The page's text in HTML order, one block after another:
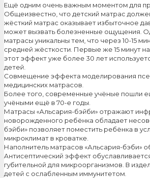
Ещё одним очень важным моментом для
Общеизвестно, что детский матрас
жёсткий матрас оказывает избыточное
может вызвать болезненные ощущения.
матрасы уникальны тем, что через 10-15
средней жёсткости. Первые же 15 минут
этот эффект уже более 30 лет
детей.
Совмещение эффекта моделирования
медицинских матрасов.
Более того, современные учёные пошли
учёными ещё в 70-е годы.
Матрасы «Альсария-бэйби» отражают
новорожденного ребёнка обладает
бэйби» позволяет поместить ребёнка в
микроклимат в кроватке.
Наполнитель матрасов «Альсария-бэби»
Антисептический эффект
губительной для микроорганизмов. В
детей с ослабленным иммунитетом.